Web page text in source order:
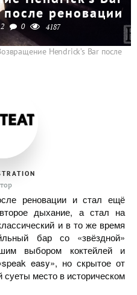
после реновации
2 0 4187
Hendrick’s Bar после
реновации и стал ещё
дыхание, а стал на
и в то же время
бар со «звёздной»
выбором коктейлей и
easy», но скрытое от
суеты место в историческом